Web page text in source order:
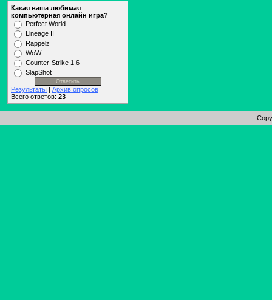
Какая ваша любимая
компьютерная онлайн игра?
Perfect World
Lineage II
Rappelz
WoW
Counter-Strike 1.6
SlapShot
Результаты | Архив опросов
Всего ответов: 23